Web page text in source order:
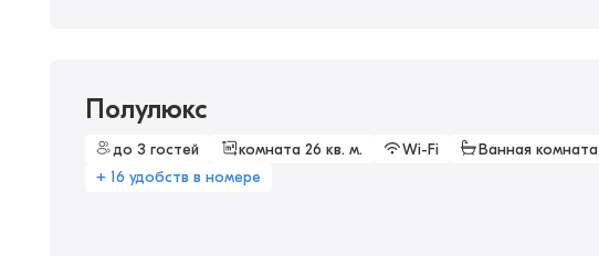
Полулюкс
до 3 гостей комната 26 кв. м. Wi-Fi
Ванная комната
+ 16 удобств в номере